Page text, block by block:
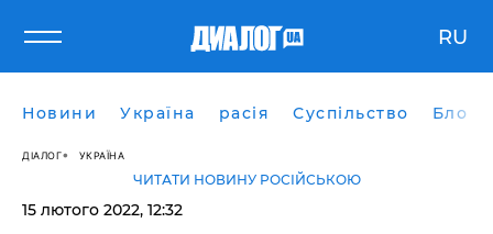
RU
Новини Україна расія Суспільство Блоги
ДІАЛОГ УКРАЇНА
ЧИТАТИ НОВИНУ РОСІЙСЬКОЮ
15 лютого 2022, 12:32